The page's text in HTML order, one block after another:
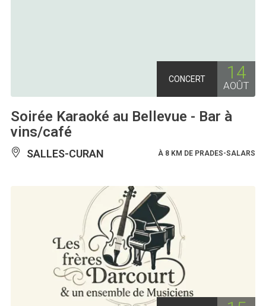
CONCERT 14
AOÛT
Soirée Karaoké au Bellevue - Bar à
vins/café
SALLES-CURAN À 8 KM DE PRADES-SALARS